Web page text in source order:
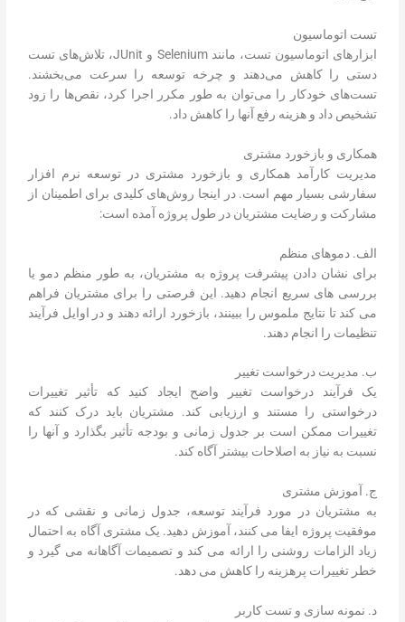
تست اتوماسیون
ابزارهای اتوماسیون تست، مانند Selenium و JUnit، تلاش‌های تست
دستی را کاهش می‌دهند و چرخه توسعه را سرعت می‌بخشند.
تست‌های خودکار را می‌توان به طور مکرر اجرا کرد، نقص‌ها را زود
تشخیص داد و هزینه رفع آنها را کاهش داد.
همکاری و بازخورد مشتری
مدیریت کارآمد همکاری و بازخورد مشتری در توسعه نرم افزار
سفارشی بسیار مهم است. در اینجا روش‌های کلیدی برای اطمینان از
مشارکت و رضایت مشتریان در طول پروژه آمده است:
الف. دموهای منظم
برای نشان دادن پیشرفت پروژه به مشتریان، به طور منظم دمو یا
بررسی های سریع انجام دهید. این فرصتی را برای مشتریان فراهم
می کند تا نتایج ملموس را ببینند، بازخورد ارائه دهند و در اوایل فرآیند
تنظیمات را انجام دهند.
ب. مدیریت درخواست تغییر
یک فرآیند درخواست تغییر واضح ایجاد کنید که تأثیر تغییرات
درخواستی را مستند و ارزیابی کند. مشتریان باید درک کنند که
تغییرات ممکن است بر جدول زمانی و بودجه تأثیر بگذارد و آنها را
نسبت به نیاز به اصلاحات بیشتر آگاه کند.
ج. آموزش مشتری
به مشتریان در مورد فرآیند توسعه، جدول زمانی و نقشی که در
موفقیت پروژه ایفا می کنند، آموزش دهید. یک مشتری آگاه به احتمال
زیاد الزامات روشنی را ارائه می کند و تصمیمات آگاهانه می گیرد و
خطر تغییرات پرهزینه را کاهش می دهد.
د. نمونه سازی و تست کاربر